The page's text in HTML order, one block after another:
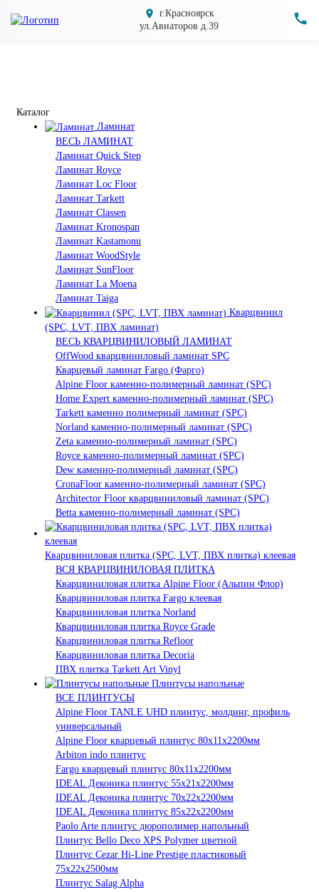
г.Красноярск
ул.Авиаторов д.39
Каталог
Ламинат
ВЕСЬ ЛАМИНАТ
Ламинат Quick Step
Ламинат Royce
Ламинат Loc Floor
Ламинат Tarkett
Ламинат Classen
Ламинат Kronospan
Ламинат Kastamonu
Ламинат WoodStyle
Ламинат SunFloor
Ламинат La Moena
Ламинат Taiga
Кварцвинил
(SPC, LVT, ПВХ ламинат)
ВЕСЬ КВАРЦВИНИЛОВЫЙ ЛАМИНАТ
OffWood кварцвиниловый ламинат SPC
Кварцевый ламинат Fargo (Фарго)
Alpine Floor каменно-полимерный ламинат (SPC)
Home Expert каменно-полимерный ламинат (SPC)
Tarkett каменно полимерный ламинат (SPC)
Norland каменно-полимерный ламинат (SPC)
Zeta каменно-полимерный ламинат (SPC)
Royce каменно-полимерный ламинат (SPC)
Dew каменно-полимерный ламинат (SPC)
CronaFloor каменно-полимерный ламинат (SPC)
Architector Floor кварцвиниловый ламинат (SPC)
Betta каменно-полимерный ламинат (SPC)
Кварцвиниловая плитка (SPC, LVT, ПВХ плитка) клеевая
ВСЯ КВАРЦВИНИЛОВАЯ ПЛИТКА
Кварцвиниловая плитка Alpine Floor (Альпин Флор)
Кварцвиниловая плитка Fargo клеевая
Кварцвиниловая плитка Norland
Кварцвиниловая плитка Royce Grade
Кварцвиниловая плитка Refloor
Кварцвиниловая плитка Decoria
ПВХ плитка Tarkett Art Vinyl
Плинтусы напольные
ВСЕ ПЛИНТУСЫ
Alpine Floor TANLE UHD плинтус, молдинг, профиль
универсальный
Alpine Floor кварцевый плинтус 80х11х2200мм
Arbiton indo плинтус
Fargo кварцевый плинтус 80х11х2200мм
IDEAL Деконика плинтус 55х21х2200мм
IDEAL Деконика плинтус 70х22х2200мм
IDEAL Деконика плинтус 85х22х2200мм
Paolo Arte плинтус дюрополимер напольный
Плинтус Bello Deco XPS Polymer цветной
Плинтус Cezar Hi-Line Prestige пластиковый
75х22х2500мм
Плинтус Salag Alpha